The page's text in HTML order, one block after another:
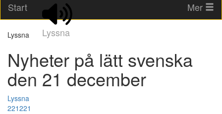
Start
Lyssna
Mer
Lyssna
Nyheter på lätt svenska
den 21 december
Lyssna
221221